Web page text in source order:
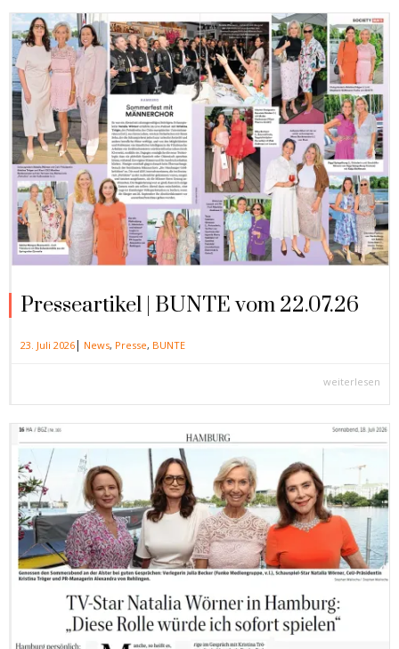
Presseartikel | BUNTE vom 22.07.26
23. Juli 2026| News, Presse, BUNTE
weiterlesen